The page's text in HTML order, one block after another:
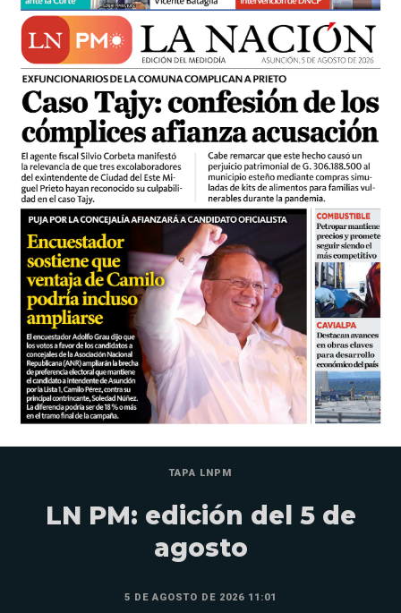
TAPA LNPM
LN PM: edición del 5 de
agosto
5 DE AGOSTO DE 2026 11:01